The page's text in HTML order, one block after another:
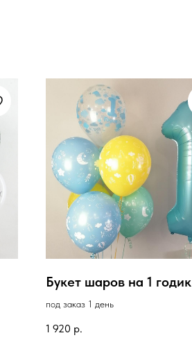
Букет шаров на 1 годик
под заказ 1 день
1 920 р.